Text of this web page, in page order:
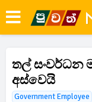
තල් සංවර්ධන
අස්වෙයි
Government Employee